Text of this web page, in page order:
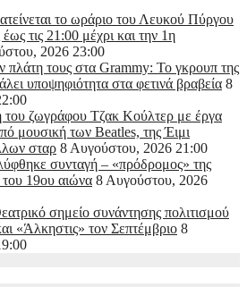
το ωράριο του Λευκού Πύργου
τις 21:00 μέχρι και την 1η
2026 23:00
πλάτη τους στα Grammy: Το γκρουπ της
υποψηφιότητα στα φετινά βραβεία 8
ζωγράφου Τζακ Κούλτερ με έργα
μουσική των Beatles, της Έιμι
σταρ 8 Αυγούστου, 2026 21:00
συνταγή – «πρόδρομος» της
19ου αιώνα 8 Αυγούστου, 2026
σημείο συνάντησης πολιτισμού
«Άλκηστις» τον Σεπτέμβριο 8